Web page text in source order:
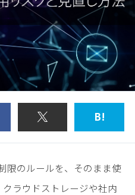
B!
限のルールを、そのまま使
ラウドストレージや社内